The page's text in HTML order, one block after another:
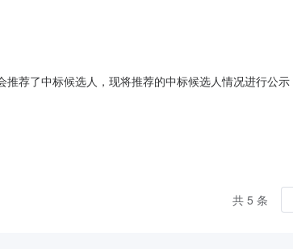
荐了中标候选人，现将推荐的中标候选人情况进行公
代理机构：湖南中技项目管理有限公司日期：2017-10-17
共 5 条